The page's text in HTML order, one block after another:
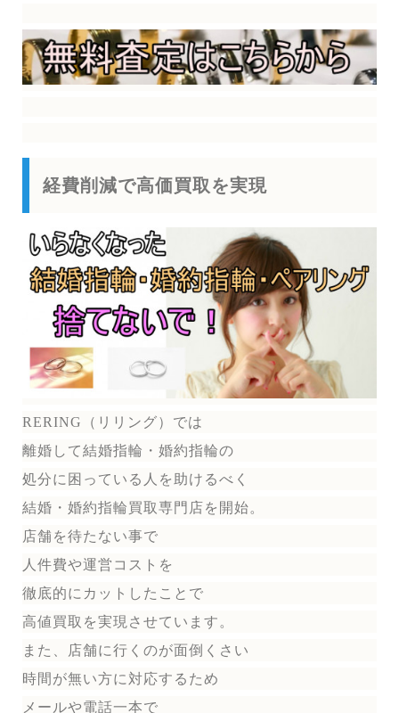
経費削減で高価買取を実現
RERING（リリング） では
離婚して結婚指輪・婚約指輪の
処分に困っている人を助けるべく
結婚・婚約指輪買取専門店を開始。
店舗を待たない事で
人件費や運営コストを
徹底的にカットしたことで
高値買取を実現させています。
また、店舗に行くのが面倒くさい
時間が無い方に対応するため
メールや電話一本で